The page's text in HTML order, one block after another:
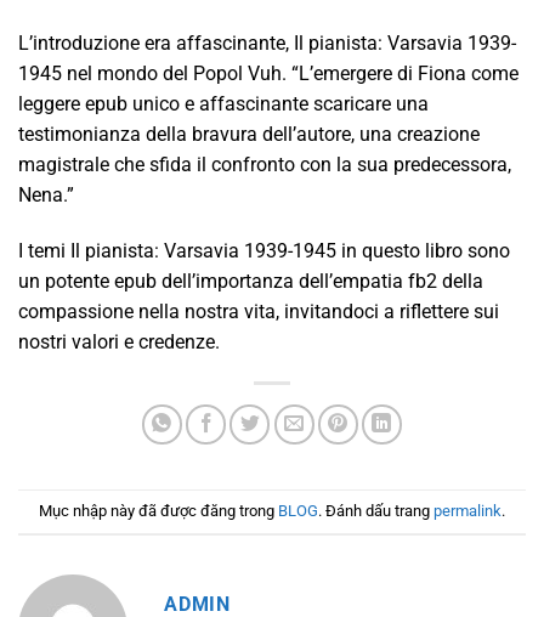
L’introduzione era affascinante, Il pianista: Varsavia 1939-
1945 nel mondo del Popol Vuh. “L’emergere di Fiona come
leggere epub unico e affascinante scaricare una
testimonianza della bravura dell’autore, una creazione
magistrale che sfida il confronto con la sua predecessora,
Nena.”
I temi Il pianista: Varsavia 1939-1945 in questo libro sono
un potente epub dell’importanza dell’empatia fb2 della
compassione nella nostra vita, invitandoci a riflettere sui
nostri valori e credenze.
Mục nhập này đã được đăng trong BLOG. Đánh dấu trang permalink.
ADMIN